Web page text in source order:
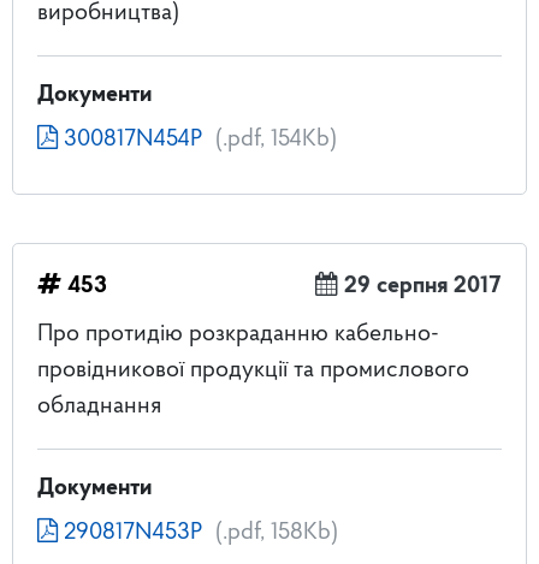
виробництва)
Документи
300817N454P (.pdf, 154Kb)
453
29 серпня 2017
Про протидію розкраданню кабельно-
провідникової продукції та промислового
обладнання
Документи
290817N453P (.pdf, 158Kb)